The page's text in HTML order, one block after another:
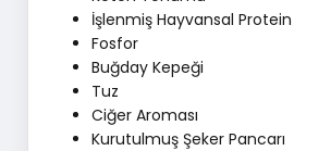
İşlenmiş Hayvansal Protein
Fosfor
Buğday Kepeği
Tuz
Ciğer Aroması
Kurutulmuş Şeker Pancarı